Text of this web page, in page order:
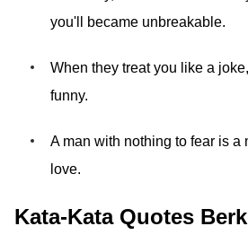
you'll became unbreakable.
When they treat you like a
funny.
A man with nothing to fear is a
love.
Kata-Kata Quotes